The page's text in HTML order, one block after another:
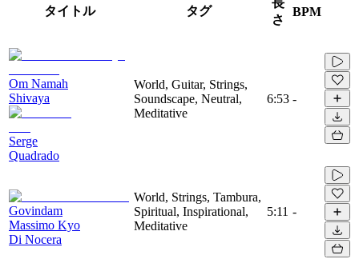
タイトル タグ
さ
BPM
Om Namah
Shivaya
Serge
Quadrado
World, Guitar, Strings,
Soundscape, Neutral,
Meditative
6:53 -
Govindam
Massimo Kyo
Di Nocera
World, Strings, Tambura,
Spiritual, Inspirational,
Meditative
5:11 -